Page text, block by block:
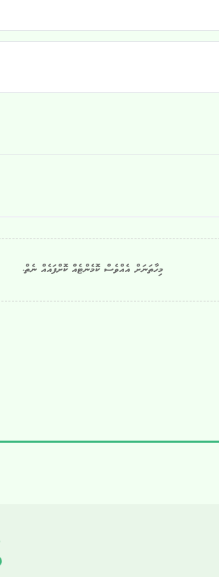
މިހާތަނަށް އެއްވެސް ކޮމެންޓެއް ކޮށްފައެއް ނެތް.